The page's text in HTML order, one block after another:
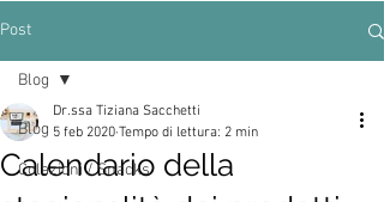
Post
Blog
Colazioni / Snacks
Blog
Calendario della
Dr.ssa Tiziana Sacchetti
5 feb 2020 Tempo di lettura: 2 min